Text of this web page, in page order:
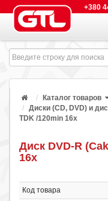
+380
Каталог товаров
Диски (CD, DVD) и
TDK /120min 16x
Диск DVD-R
16x
Код товара